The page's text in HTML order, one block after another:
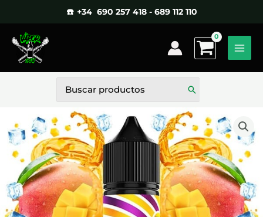
contenido
☎️ +34 690 257 418 - 689 112 110
por: